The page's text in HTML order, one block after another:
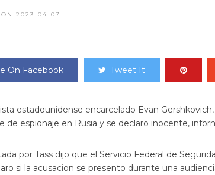
ON 2023-04-07
On Facebook Tweet It
estadounidense encarcelado Evan
de espionaje en Rusia y se declaro inocente,
por Tass dijo que el Servicio Federal de
si la acusacion se presento durante una